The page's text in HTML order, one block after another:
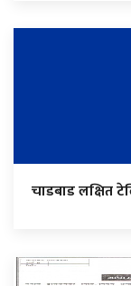
चाडबाड लक्षित